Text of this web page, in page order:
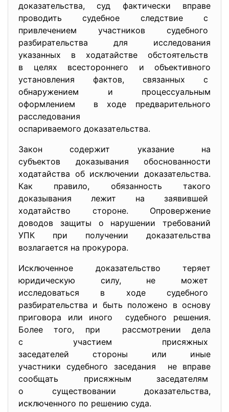
доказательства, суд фактически вправе
проводить судебное следствие с
привлечением участников судебного
разбирательства для исследования
указанных в ходатайстве обстоятельств
в целях всестороннего и объективного
установления фактов, связанных с
обнаружением и процессуальным
оформлением в ходе предварительного
расследования
оспариваемого доказательства.
Закон содержит указание на
субъектов доказывания обоснованности
ходатайства об исключении доказательства.
Как правило, обязанность такого
доказывания лежит на заявившей
ходатайство стороне. Опровержение
доводов защиты о нарушении требований
УПК при получении доказательства
возлагается на прокурора.
Исключенное доказательство теряет
юридическую силу, не может
исследоваться в ходе судебного
разбирательства и быть положено в основу
приговора или иного судебного решения.
Более того, при рассмотрении дела
с участием присяжных
заседателей стороны или иные
участники судебного заседания не вправе
сообщать присяжным заседателям
о существовании доказательства,
исключенного по решению суда.